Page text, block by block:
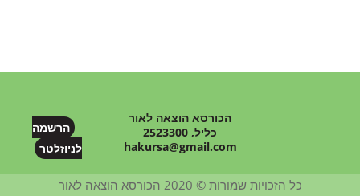
הרשמה
לניוזלטר
הכורסא הוצאה לאור
כליל, 2523300
hakursa@gmail.com
כל הזכויות שמורות © 2020 הכורסא הוצאה לאור